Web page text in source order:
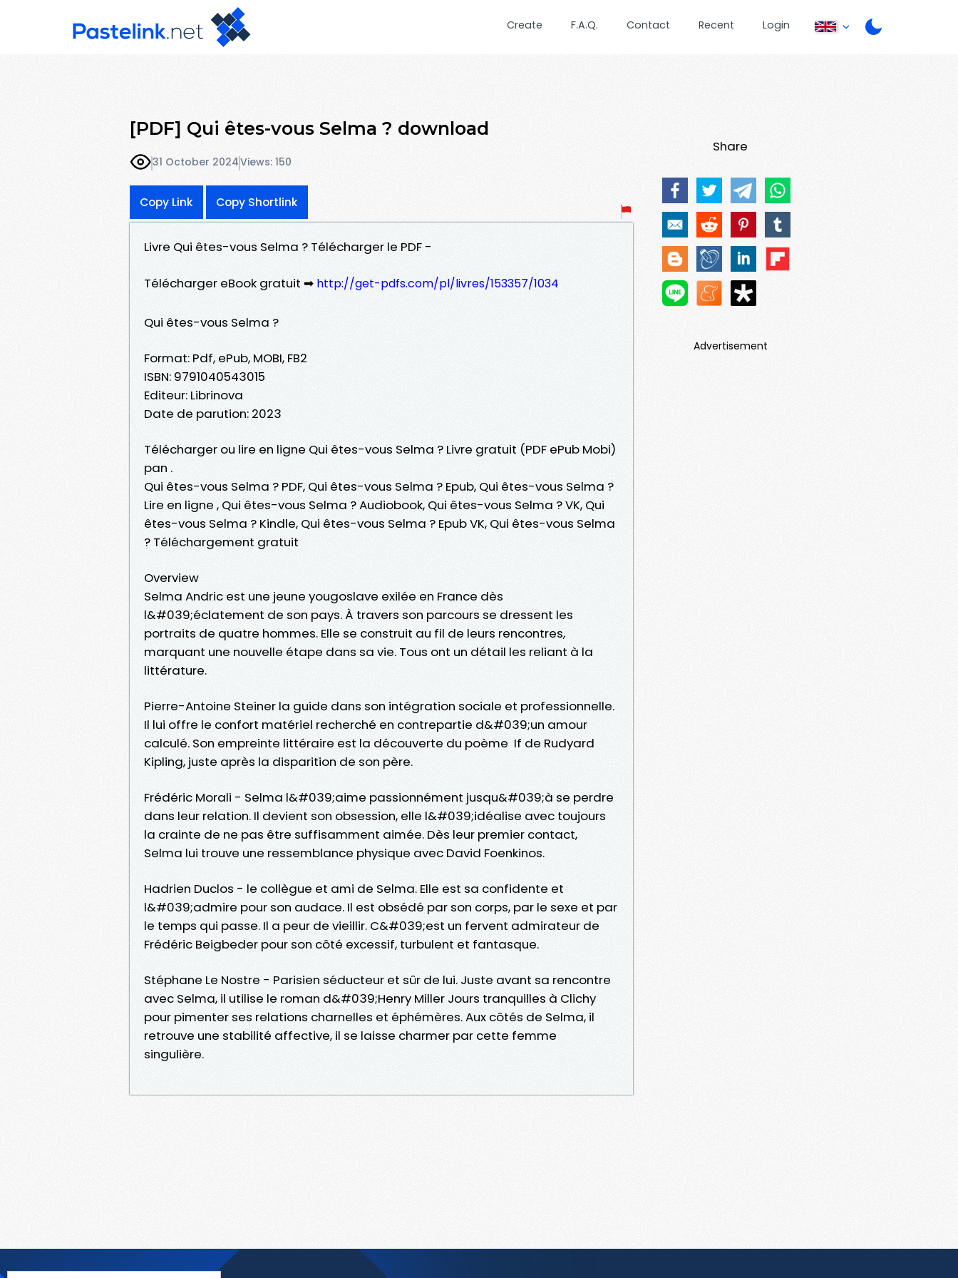
Create F.A.Q. Contact Recent Login
[PDF] Qui êtes-vous Selma ? download
31 October 2024Views: 150
Copy Link Copy Shortlink
Livre Qui êtes-vous Selma ? Télécharger le PDF -
Télécharger eBook gratuit ➡ http://get-pdfs.com/pl/livres/153357/1034
Qui êtes-vous Selma ?
Format: Pdf, ePub, MOBI, FB2
ISBN: 9791040543015
Editeur: Librinova
Date de parution: 2023
Télécharger ou lire en ligne Qui êtes-vous Selma ? Livre gratuit (PDF ePub Mobi)
pan .
Qui êtes-vous Selma ? PDF, Qui êtes-vous Selma ? Epub, Qui êtes-vous Selma ?
Lire en ligne , Qui êtes-vous Selma ? Audiobook, Qui êtes-vous Selma ? VK, Qui
êtes-vous Selma ? Kindle, Qui êtes-vous Selma ? Epub VK, Qui êtes-vous Selma
? Téléchargement gratuit
Overview
Selma Andric est une jeune yougoslave exilée en France dès
l&#039;éclatement de son pays. À travers son parcours se dressent les
portraits de quatre hommes. Elle se construit au fil de leurs rencontres,
marquant une nouvelle étape dans sa vie. Tous ont un détail les reliant à la
littérature.
Pierre-Antoine Steiner la guide dans son intégration sociale et professionnelle.
Il lui offre le confort matériel recherché en contrepartie d&#039;un amour
calculé. Son empreinte littéraire est la découverte du poème If de Rudyard
Kipling, juste après la disparition de son père.
Frédéric Morali - Selma l&#039;aime passionnément jusqu&#039;à se perdre
dans leur relation. Il devient son obsession, elle l&#039;idéalise avec toujours
la crainte de ne pas être suffisamment aimée. Dès leur premier contact,
Selma lui trouve une ressemblance physique avec David Foenkinos.
Hadrien Duclos - le collègue et ami de Selma. Elle est sa confidente et
l&#039;admire pour son audace. Il est obsédé par son corps, par le sexe et par
le temps qui passe. Il a peur de vieillir. C&#039;est un fervent admirateur de
Frédéric Beigbeder pour son côté excessif, turbulent et fantasque.
Stéphane Le Nostre - Parisien séducteur et sûr de lui. Juste avant sa rencontre
avec Selma, il utilise le roman d&#039;Henry Miller Jours tranquilles à Clichy
pour pimenter ses relations charnelles et éphémères. Aux côtés de Selma, il
retrouve une stabilité affective, il se laisse charmer par cette femme
singulière.
Share
Advertisement